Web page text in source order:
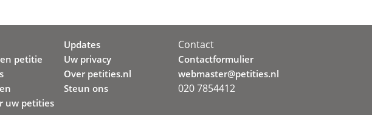
petitie
uw petities
Updates
Uw privacy
Over petities.nl
Steun ons
Contact
Contactformulier
webmaster@petities.nl
020 7854412